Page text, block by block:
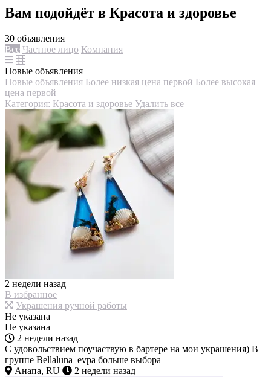
Вам подойдёт в Красота и здоровье
30 объявления
Все Частное лицо Компания
Новые объявления
Новые объявления Более низкая цена первой Более высокая
цена первой
Категория: Красота и здоровье Удалить все
2 недели назад
В избранное
Украшения ручной работы
Не указана
Не указана
2 недели назад
С удовольствием поучаствую в бартере на мои украшения) В
группе Bellaluna_evpa больше выбора
Анапа, RU
2 недели назад